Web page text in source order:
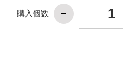
購入個数